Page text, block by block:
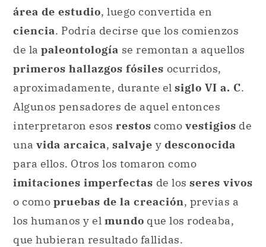
área de estudio, luego convertida en
ciencia. Podría decirse que los comienzos
de la paleontología se remontan a aquellos
primeros hallazgos fósiles ocurridos,
aproximadamente, durante el siglo VI a. C.
Algunos pensadores de aquel entonces
interpretaron esos restos como vestigios de
una vida arcaica, salvaje y desconocida
para ellos. Otros los tomaron como
imitaciones imperfectas de los seres vivos
o como pruebas de la creación, previas a
los humanos y el mundo que los rodeaba,
que hubieran resultado fallidas.